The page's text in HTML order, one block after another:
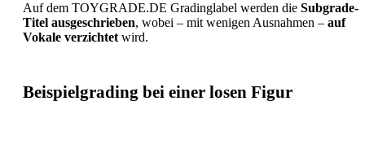
Auf dem TOYGRADE.DE Gradinglabel werden die Subgrade-
Titel ausgeschrieben, wobei – mit wenigen Ausnahmen – auf
Vokale verzichtet wird.
Beispielgrading bei einer losen Figur